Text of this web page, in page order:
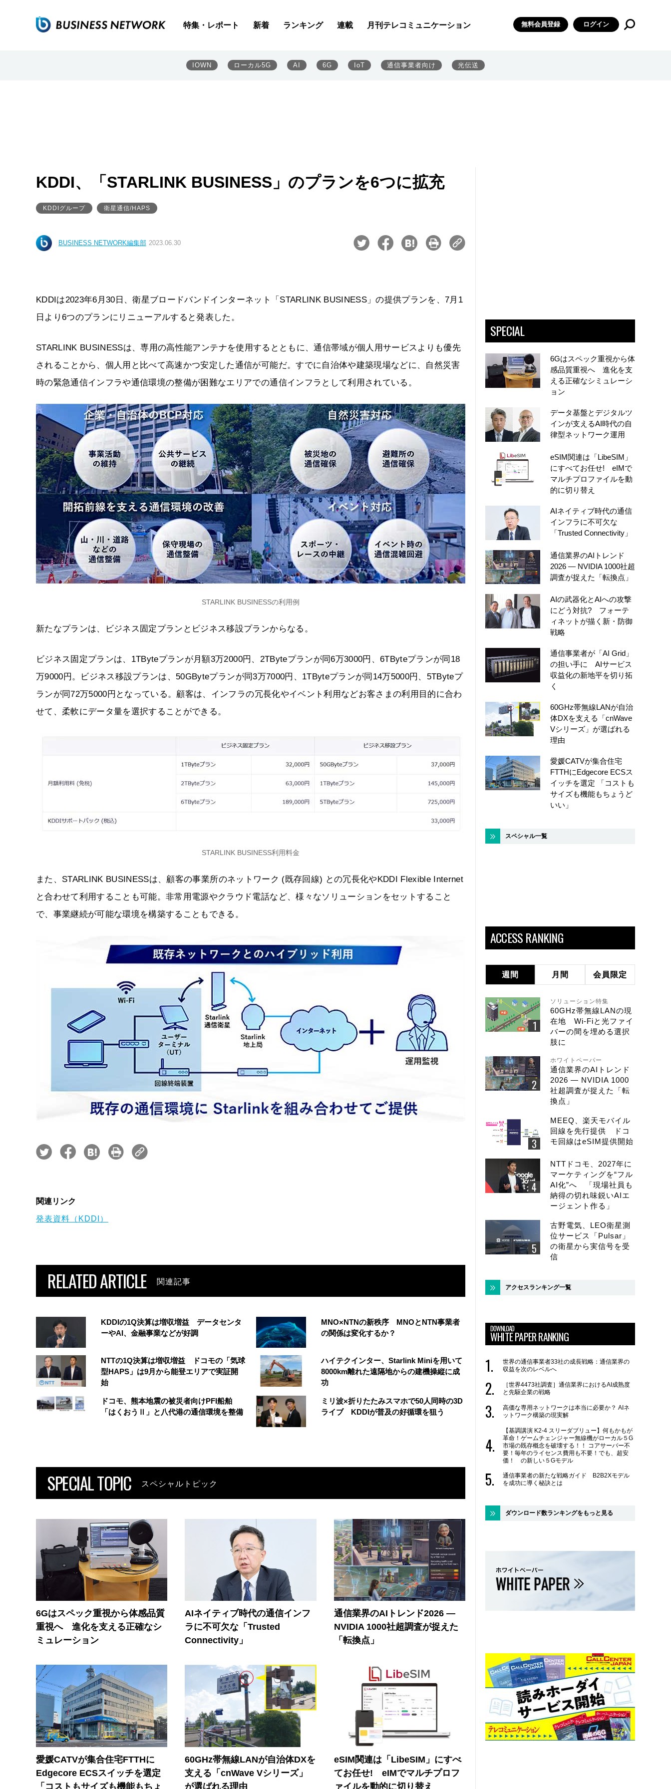
特集・レポート 新着 ランキング 連載 月刊テレコミュニケーション 無料会員登録 ログイン
IOWN ローカル5G AI 6G IoT 通信事業者向け 光伝送
KDDI、「STARLINK BUSINESS」のプランを6つに拡充
KDDIグループ 衛星通信/HAPS
BUSINESS NETWORK編集部 2023.06.30
KDDIは2023年6月30日、衛星ブロードバンドインターネット「STARLINK BUSINESS」の提供プランを、7月1
日より6つのプランにリニューアルすると発表した。
STARLINK BUSINESSは、専用の高性能アンテナを使用するとともに、通信帯域が個人用サービスよりも優先
されることから、個人用と比べて高速かつ安定した通信が可能だ。すでに自治体や建築現場などに、自然災害
時の緊急通信インフラや通信環境の整備が困難なエリアでの通信インフラとして利用されている。
STARLINK BUSINESSの利用例
新たなプランは、ビジネス固定プランとビジネス移設プランからなる。
ビジネス固定プランは、1TByteプランが月額3万2000円、2TByteプランが同6万3000円、6TByteプランが同18
万9000円。ビジネス移設プランは、50GByteプランが同3万7000円、1TByteプランが同14万5000円、5TByteプ
ランが同72万5000円となっている。顧客は、インフラの冗長化やイベント利用などお客さまの利用目的に合わ
せて、柔軟にデータ量を選択することができる。
STARLINK BUSINESS利用料金
また、STARLINK BUSINESSは、顧客の事業所のネットワーク (既存回線) との冗長化やKDDI Flexible Internet
と合わせて利用することも可能。非常用電源やクラウド電話など、様々なソリューションをセットすること
で、事業継続が可能な環境を構築することもできる。
関連リンク
発表資料（KDDI）
RELATED ARTICLE 関連記事
KDDIの1Q決算は増収増益 データセンタ
ーやAI、金融事業などが好調
MNO×NTNの新秩序 MNOとNTN事業者
の関係は変化するか？
NTTの1Q決算は増収増益 ドコモの「気球
型HAPS」は9月から能登エリアで実証開
始
ハイテクインター、Starlink Miniを用いて
8000km離れた遠隔地からの建機操縦に成
功
ドコモ、熊本地震の被災者向けPFI船舶
「はくおうⅡ」と八代港の通信環境を整備
ミリ波×折りたたみスマホで50人同時の3D
ライブ KDDIが普及の好循環を狙う
SPECIAL TOPIC スペシャルトピック
6Gはスペック重視から体感品質
重視へ 進化を支える正確なシ
ミュレーション
AIネイティブ時代の通信インフ
ラに不可欠な「Trusted
Connectivity」
通信業界のAIトレンド2026 ―
NVIDIA 1000社超調査が捉えた
「転換点」
愛媛CATVが集合住宅FTTHに
Edgecore ECSスイッチを選定
「コストもサイズも機能もちょ
60GHz帯無線LANが自治体DXを
支える「cnWave Vシリーズ」
が選ばれる理由
eSIM関連は「LibeSIM」にすべ
てお任せ! eIMでマルチプロフ
ァイルを動的に切り替え
SPECIAL
6Gはスペック重視から体
感品質重視へ 進化を支
える正確なシミュレーシ
ョン
データ基盤とデジタルツ
インが支えるAI時代の自
律型ネットワーク運用
eSIM関連は「LibeSIM」
にすべてお任せ! eIMで
マルチプロファイルを動
的に切り替え
AIネイティブ時代の通信
インフラに不可欠な
「Trusted Connectivity」
通信業界のAIトレンド
2026 ― NVIDIA 1000社超
調査が捉えた「転換点」
AIの武器化とAIへの攻撃
にどう対抗? フォーテ
ィネットが描く新・防御
戦略
通信事業者が「AI Grid」
の担い手に AIサービス
収益化の新地平を切り拓
く
60GHz帯無線LANが自治
体DXを支える「cnWave
Vシリーズ」が選ばれる
理由
愛媛CATVが集合住宅
FTTHにEdgecore ECSス
イッチを選定 「コストも
サイズも機能もちょうど
いい」
スペシャル一覧
ACCESS RANKING
週間 月間 会員限定
ソリューション特集
60GHz帯無線LANの現
在地 Wi-Fiと光ファイ
バーの間を埋める選択
肢に
ホワイトペーパー
通信業界のAIトレンド
2026 ― NVIDIA 1000
社超調査が捉えた「転
換点」
MEEQ、楽天モバイル
回線を先行提供 ドコ
モ回線はeSIM提供開始
NTTドコモ、2027年に
マーケティングを“フル
AI化”へ 「現場社員も
納得の切れ味鋭いAIエ
ージェント作る」
古野電気、LEO衛星測
位サービス「Pulsar」
の衛星から実信号を受
信
アクセスランキング一覧
DOWNLOAD
WHITE PAPER RANKING
世界の通信事業者33社の成長戦略：通信業界の
収益を次のレベルへ
［世界4473社調査］通信業界におけるAI成熟度
と先駆企業の戦略
高価な専用ネットワークは本当に必要か？ AIネ
ットワーク構築の現実解
【基調講演 K2-4 スリーダブリュー】何もかもが
革命！ゲームチェンジャー無線機がローカル５G
市場の既存概念を破壊する！！ コアサーバー不
要！毎年のライセンス費用も不要！でも、超安
価！ の新しい５Gモデル
通信事業者の新たな戦略ガイド B2B2Xモデル
を成功に導く秘訣とは
ダウンロード数ランキングをもっと見る